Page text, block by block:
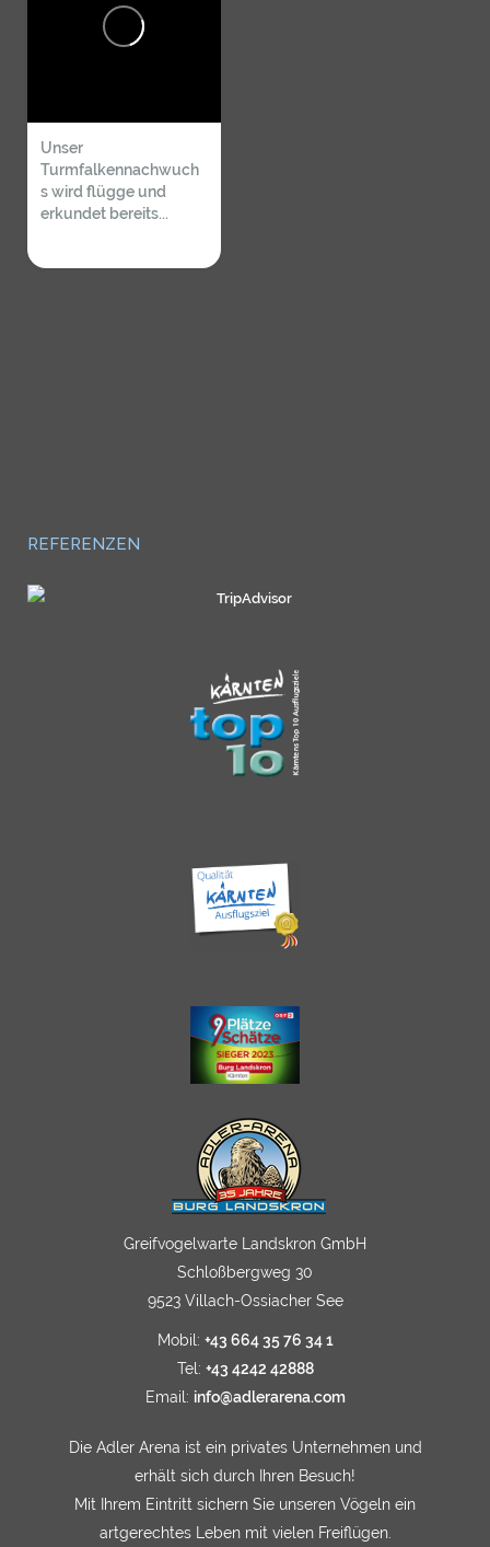
Unser
Turmfalkennachwuch
s wird flügge und
erkundet bereits...
REFERENZEN
Greifvogelwarte Landskron GmbH
Schloßbergweg 30
9523 Villach-Ossiacher See
Mobil: +43 664 35 76 34 1
Tel: +43 4242 42888
Email: info@adlerarena.com
Die Adler Arena ist ein privates Unternehmen und
erhält sich durch Ihren Besuch!
Mit Ihrem Eintritt sichern Sie unseren Vögeln ein
artgerechtes Leben mit vielen Freiflügen.